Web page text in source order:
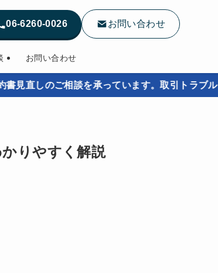
お問い合わせ
06-6260-0026 お問い合わせ
ご相談を承っています。取引トラブルを未然
りやすく解説